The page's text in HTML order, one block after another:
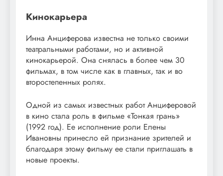
Кинокарьера
Инна Анциферова известна не только своими
театральными работами, но и активной
кинокарьерой. Она снялась в более чем 30
фильмах, в том числе как в главных, так и во
второстепенных ролях.
Одной из самых известных работ Анциферовой
в кино стала роль в фильме «Тонкая грань»
(1992 год). Ее исполнение роли Елены
Ивановны принесло ей признание зрителей и
благодаря этому фильму ее стали приглашать в
новые проекты.